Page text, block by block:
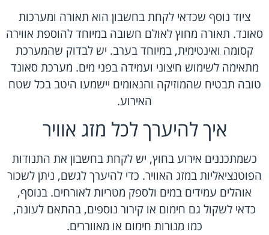
ציוד נוסף שכדאי לקחת בחשבון הוא תאורה ומערכות
סאונד. תאורה מחוץ לאולם חשובה במיוחד להוספת אווירה
קסומה ואינטימית, במיוחד בערב. יש לבדוק שהמערכת
מתאימה לשימוש חיצוני ועמידה בפני מים. מערכת סאונד
טובה תבטיח שהמוזיקה והנאומים יישמעו היטב בכל שטח
האירוע.
איך להיערך לכל מזג אוויר
כשמתכננים אירוע בחוץ, יש לקחת בחשבון את התנודות
הפוטנציאליות במזג האוויר. כדי להיערך לגשם, ניתן לשכור
אוהלים עמידים במים ולספק מטריות לאורחים. בנוסף,
כדאי לשקול גם חימום או קירור נוספים, בהתאם לעונה,
כמו מנורות חימום או מאווררים.